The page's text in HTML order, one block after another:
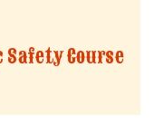
Safety Course